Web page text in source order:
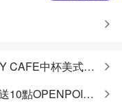
8/3-8/9 消費登記送CITY CAFE中杯美式乙杯
首次綁定uniopen帳號 送10點OPENPOINT+統一布丁一個